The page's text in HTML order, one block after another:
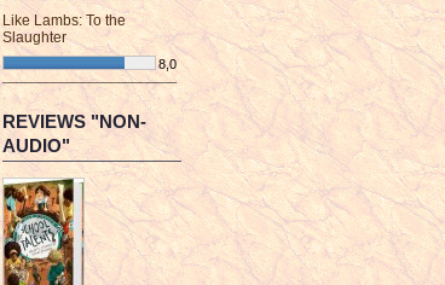
Like Lambs: To the
Slaughter
8,0
¯¯¯¯¯¯¯¯¯¯¯¯¯¯¯¯¯¯¯¯¯¯¯¯
REVIEWS "NON-
AUDIO"